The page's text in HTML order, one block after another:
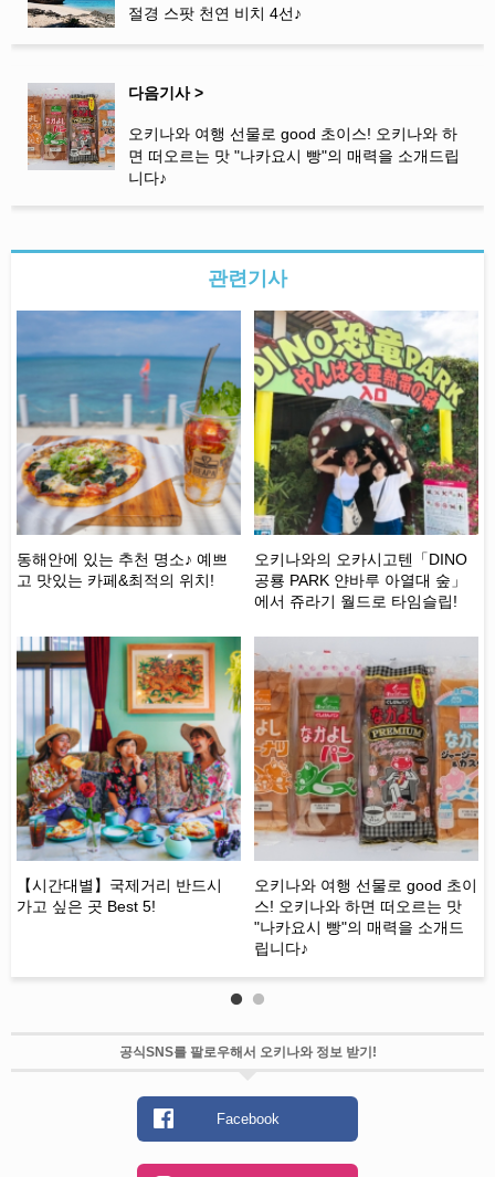
절경 스팟 천연 비치 4선♪
다음기사 >
오키나와 여행 선물로 good 초이스! 오키나와 하
면 떠오르는 맛 "나카요시 빵"의 매력을 소개드립
니다♪
관련기사
동해안에 있는 추천 명소♪ 예쁘
고 맛있는 카페&최적의 위치!
오키나와의 오카시고텐「DINO
공룡 PARK 얀바루 아열대 숲」
에서 쥬라기 월드로 타임슬립!
【시간대별】국제거리 반드시
가고 싶은 곳 Best 5!
오키나와 여행 선물로 good 초이
스! 오키나와 하면 떠오르는 맛
"나카요시 빵"의 매력을 소개드
립니다♪
공식SNS를 팔로우해서 오키나와 정보 받기!
Facebook